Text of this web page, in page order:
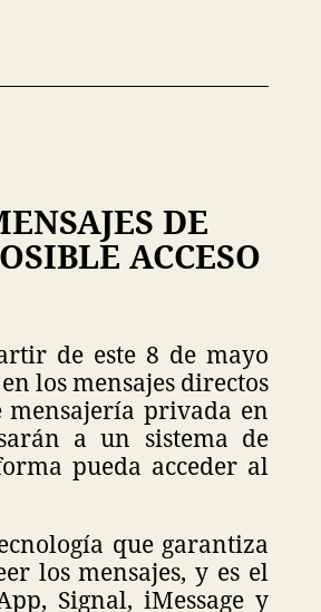
DE
ACCESO
de este 8 de mayo
los mensajes directos
mensajería privada en
a un sistema de
pueda acceder al
que garantiza
los mensajes, y es el
Signal, iMessage y